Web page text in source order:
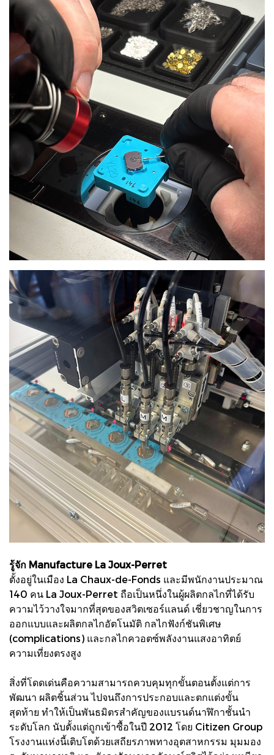
รู้จัก Manufacture La Joux-Perret
ตั้งอยู่ในเมือง La Chaux-de-Fonds และมีพนักงานประมาณ
140 คน La Joux-Perret ถือเป็นหนึ่งในผู้ผลิตกลไกที่ได้รับ
ความไว้วางใจมากที่สุดของสวิตเซอร์แลนด์ เชี่ยวชาญในการ
ออกแบบและผลิตกลไกอัตโนมัติ กลไกฟังก์ชันพิเศษ
(complications) และกลไกควอตซ์พลังงานแสงอาทิตย์
ความเที่ยงตรงสูง
สิ่งที่โดดเด่นคือความสามารถควบคุมทุกขั้นตอนตั้งแต่การ
พัฒนา ผลิตชิ้นส่วน ไปจนถึงการประกอบและตกแต่งขั้น
สุดท้าย ทำให้เป็นพันธมิตรสำคัญของแบรนด์นาฬิกาชั้นนำ
ระดับโลก นับตั้งแต่ถูกเข้าซื้อในปี 2012 โดย Citizen Group
โรงงานแห่งนี้เติบโตด้วยเสถียรภาพทางอุตสาหกรรม มุมมอง